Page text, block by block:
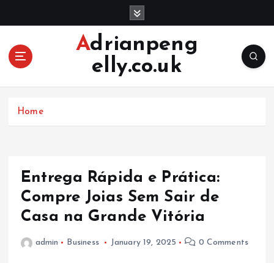
Adrianpeng
elly.co.uk
Home
Entrega Rápida e Prática:
Compre Joias Sem Sair de
Casa na Grande Vitória
admin Business January 19, 2025 0 Comments